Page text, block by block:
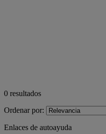
0 resultados
Ordenar por:
Enlaces de autoayuda